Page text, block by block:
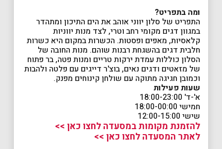
ומה בתפריט?
התפריט של סלון יווני אוהב את הים התיכון ומתהדר
במגוון דגים מקומי רחב וטרי, לצד מנות יווניות
קלאסיות, מאפים ופסטות. הכשרות במקום היא כשרות
חלבית דגים בהשגחת רבנות שוהם. מנות החובה של
הסלון כוללות עמדת ירקות טריים ומנות פטה, בר פתוח
של מזאטים ודגים נאים, בוצ'ר דייגים עם פלטה ולהבות
וכמובן חגיגה מתוקה עם שולחן קינוחים מפנק.
שעות פעילות
א'-ד' 18:00-23:00
חמישי 18:00-00:00
שישי 12:00-15:00
להזמנת מקומות במסעדה לחצו כאן >>
לאתר המסעדה לחצו כאן >>